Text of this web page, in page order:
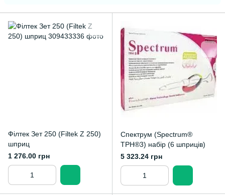
Філтек Зет 250 (Filtek Z 250)
шприц
1 276.00 грн
Спектрум (Spectrum®
TPH®3) набір (6 шприців)
5 323.24 грн